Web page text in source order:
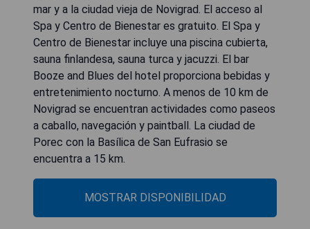
mar y a la ciudad vieja de Novigrad. El acceso al
Spa y Centro de Bienestar es gratuito. El Spa y
Centro de Bienestar incluye una piscina cubierta,
sauna finlandesa, sauna turca y jacuzzi. El bar
Booze and Blues del hotel proporciona bebidas y
entretenimiento nocturno. A menos de 10 km de
Novigrad se encuentran actividades como paseos
a caballo, navegación y paintball. La ciudad de
Porec con la Basílica de San Eufrasio se
encuentra a 15 km.
MOSTRAR DISPONIBILIDAD